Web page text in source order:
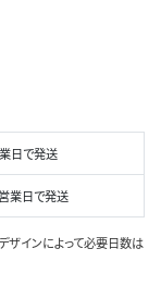
日で発送
業日で発送
ザインによって必要日数は